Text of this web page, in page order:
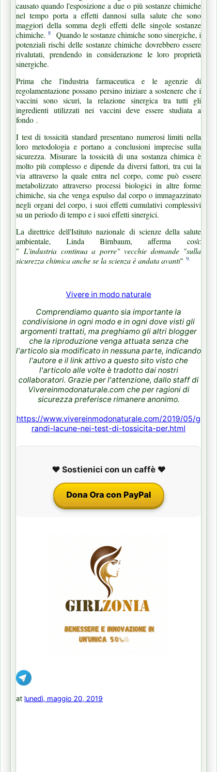
causato quando l'esposizione a due o più sostanze chimiche
nel tempo porta a effetti dannosi sulla salute che sono
maggiori della somma degli effetti delle singole sostanze
chimiche.8
Quando le sostanze chimiche sono sinergiche, i
potenziali rischi delle sostanze chimiche dovrebbero essere
rivalutati, prendendo in considerazione le loro proprietà
sinergiche.
Prima che l'industria farmaceutica e le agenzie di
regolamentazione possano persino iniziare a sostenere che i
vaccini sono sicuri, la relazione sinergica tra tutti gli
ingredienti utilizzati nei vaccini deve essere studiata a
fondo .
I test di tossicità standard presentano numerosi limiti nella
loro metodologia e portano a conclusioni imprecise sulla
sicurezza.Misurare la tossicità di una sostanza chimica è
molto più complesso e dipende da diversi fattori, tra cui la
via attraverso la quale entra nel corpo, come può essere
metabolizzato attraverso processi biologici in altre forme
chimiche, sia che venga espulso dal corpo o immagazzinato
negli organi del corpo, i suoi effetti cumulativi complessivi
su un periodo di tempo e i suoi effetti sinergici.
La direttrice dell'Istituto nazionale di scienze della salute
ambientale, Linda Birnbaum,afferma così:
" L'industria continua a porre" vecchie domande "sulla
sicurezza chimica anche se la scienza è andata avanti" 9.
Vivere in modo naturale
Comprendiamo quanto sia importante la
condivisione in ogni modo e in ogni dove visti gli
argomenti trattati, ma preghiamo gli altri blogger
che la riproduzione venga attuata senza che
l'articolo sia modificato in nessuna parte, indicando
l'autore e il link attivo a questo sito visto che
l'articolo alle volte è tradotto dai nostri
collaboratori. Grazie per l'attenzione, dallo staff di
Vivereinmodonaturale.com che per ragioni di
sicurezza preferisce rimanere anonimo.
https://www.vivereinmodonaturale.com/2019/05/g
randi-lacune-nei-test-di-tossicita-per.html
❤️ Sostienici con un caffè ❤️
Dona Ora con PayPal
at lunedì, maggio 20, 2019